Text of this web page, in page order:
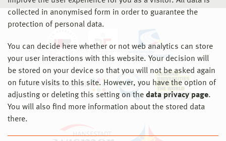
collected in anonymised form in order to guarantee the
protection of personal data.
You can decide here whether or not web analytics can store
your user interactions with this website. Your decision will
be stored on your device so that you will not be asked again
on future visits to this site. However, you have the option of
adjusting or deleting this setting on the data privacy page.
You will also find more information about the stored data
there.